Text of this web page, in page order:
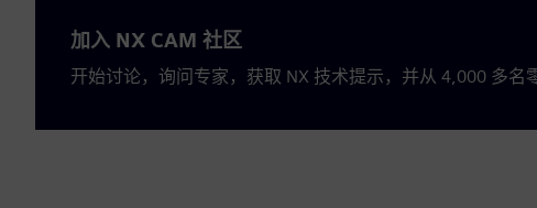
加入 NX CAM 社区
开始讨论，询问专家，获取 NX 技术提示，并从 4,000 多名